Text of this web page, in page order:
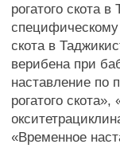
рогатого скота
специфическому
скота в
верибена при
наставление по
рогатого
«Временное